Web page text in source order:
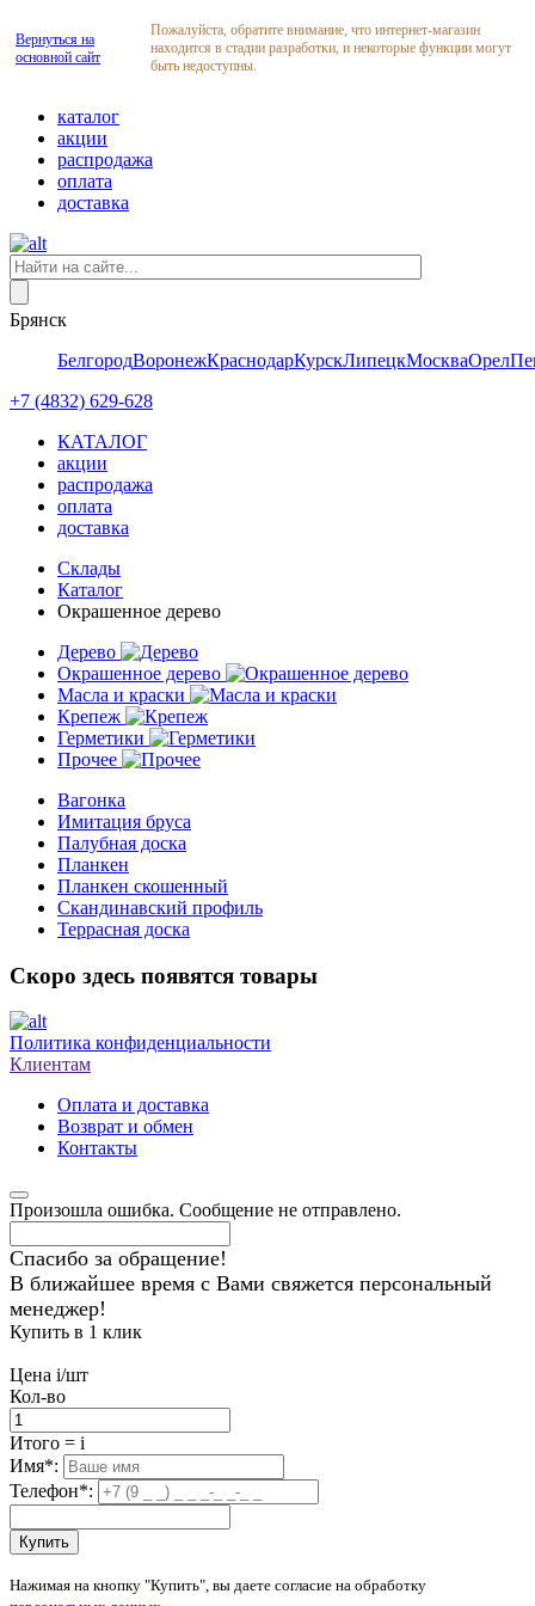
Вернуться на
основной сайт
Пожалуйста, обратите внимание, что интернет-магазин
находится в стадии разработки, и некоторые функции могут
быть недоступны.
каталог
акции
распродажа
оплата
доставка
Брянск
БелгородВоронежКраснодарКурскЛипецкМоскваОрел
+7 (4832) 629-628
КАТАЛОГ
акции
распродажа
оплата
доставка
Склады
Каталог
Окрашенное дерево
Дерево
Окрашенное дерево
Масла и краски
Крепеж
Герметики
Прочее
Вагонка
Имитация бруса
Палубная доска
Планкен
Планкен скошенный
Скандинавский профиль
Террасная доска
Скоро здесь появятся товары
Политика конфиденциальности
Клиентам
Оплата и доставка
Возврат и обмен
Контакты
Произошла ошибка. Сообщение не отправлено.
Спасибо за обращение!
В ближайшее время с Вами свяжется персональный
менеджер!
Купить в 1 клик
Цена i/шт
Кол-во
Итого = i
Имя*:
Телефон*:
Купить
Нажимая на кнопку "Купить", вы даете согласие на обработку